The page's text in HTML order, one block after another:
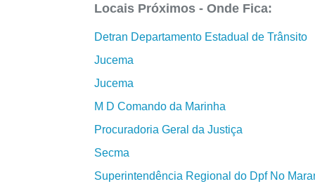
Locais Próximos - Onde Fica:
Detran Departamento Estadual de Trânsito
Jucema
Jucema
M D Comando da Marinha
Procuradoria Geral da Justiça
Secma
Superintendência Regional do Dpf No